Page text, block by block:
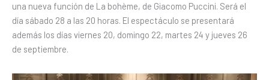
una nueva función de La bohème, de Giacomo Puccini. Será el
día sábado 28 a las 20 horas. El espectáculo se presentará
además los días viernes 20, domingo 22, martes 24 y jueves 26
de septiembre.